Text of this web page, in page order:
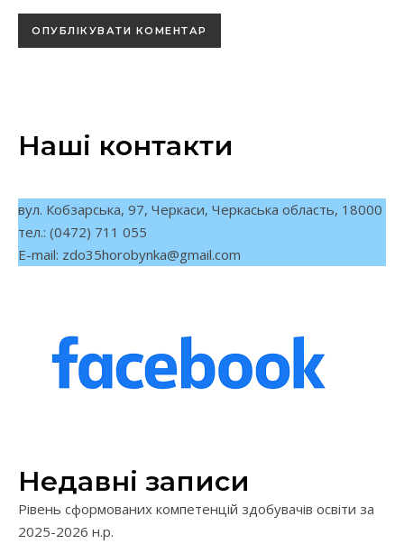
Наші контакти
вул. Кобзарська, 97, Черкаси, Черкаська область, 18000
тел.: (0472) 711 055
E-mail: zdo35horobynka@gmail.com
Недавні записи
Рівень сформованих компетенцій здобувачів освіти за
2025-2026 н.р.